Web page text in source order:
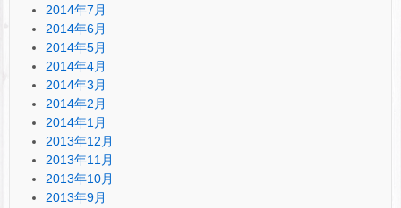
2014年7月
2014年6月
2014年5月
2014年4月
2014年3月
2014年2月
2014年1月
2013年12月
2013年11月
2013年10月
2013年9月